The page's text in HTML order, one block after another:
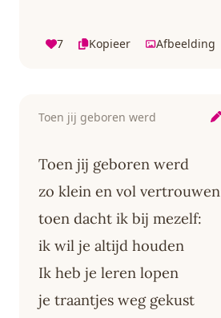
7 Kopieer Afbeelding
Toen jij geboren werd
Toen jij geboren werd
zo klein en vol vertrouwen
toen dacht ik bij mezelf:
ik wil je altijd houden
Ik heb je leren lopen
je traantjes weg gekust